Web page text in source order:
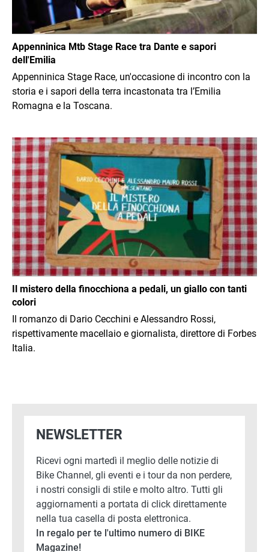
Appenninica Mtb Stage Race tra Dante e sapori
dell'Emilia
Appenninica Stage Race, un'occasione di incontro con la
storia e i sapori della terra incastonata tra l’Emilia
Romagna e la Toscana.
Immagine
Il mistero della finocchiona a pedali, un giallo con tanti
colori
Il romanzo di Dario Cecchini e Alessandro Rossi,
rispettivamente macellaio e giornalista, direttore di Forbes
Italia.
NEWSLETTER
Ricevi ogni martedì il meglio delle notizie di
Bike Channel, gli eventi e i tour da non perdere,
i nostri consigli di stile e molto altro. Tutti gli
aggiornamenti a portata di click direttamente
nella tua casella di posta elettronica.
In regalo per te l'ultimo numero di BIKE
Magazine!